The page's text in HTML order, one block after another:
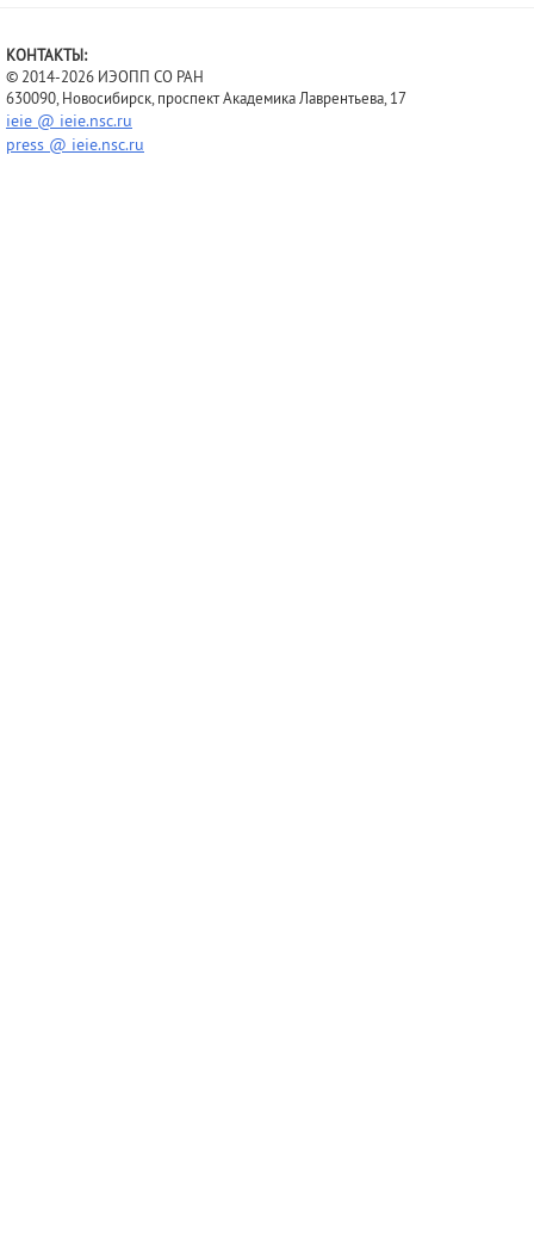
КОНТАКТЫ:
© 2014-2026 ИЭОПП СО РАН
630090, Новосибирск, проспект Академика Лаврентьева, 17
ieie @ ieie.nsc.ru
press @ ieie.nsc.ru